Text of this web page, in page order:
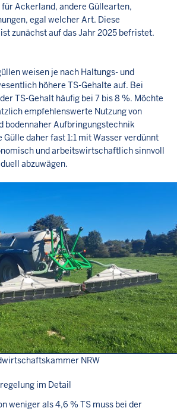
Ackerland, andere Güllearten,
egal welcher Art. Diese
zunächst auf das Jahr 2025 befristet.
weisen je nach Haltungs- und
höhere TS-Gehalte auf. Bei
TS-Gehalt häufig bei 7 bis 8 %. Möchte
empfehlenswerte Nutzung von
bodennaher Aufbringungstechnik
daher fast 1:1 mit Wasser verdünnt
und arbeitswirtschaftlich sinnvoll
abzuwägen.
NRW
im Detail
weniger als 4,6 % TS muss bei der